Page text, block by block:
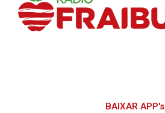
BAIXAR APP's